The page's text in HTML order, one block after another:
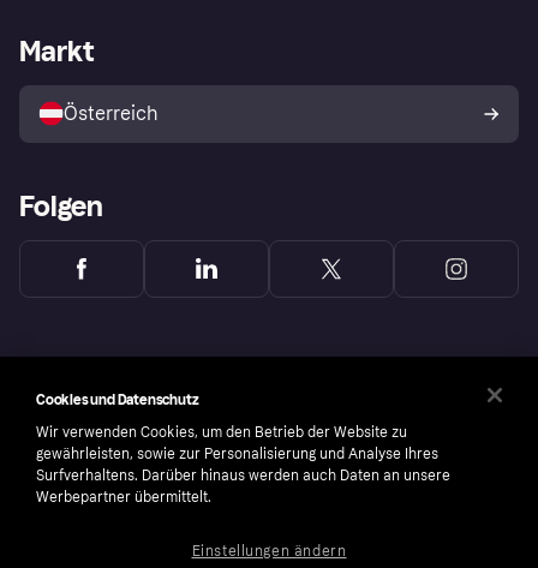
Shops entdecken
Händlerportal
Markt
Österreich
Folgen
Cookies und Datenschutz
Wir verwenden Cookies, um den Betrieb der Website zu
gewährleisten, sowie zur Personalisierung und Analyse Ihres
Surfverhaltens. Darüber hinaus werden auch Daten an unsere
Werbepartner übermittelt.
Einstellungen ändern